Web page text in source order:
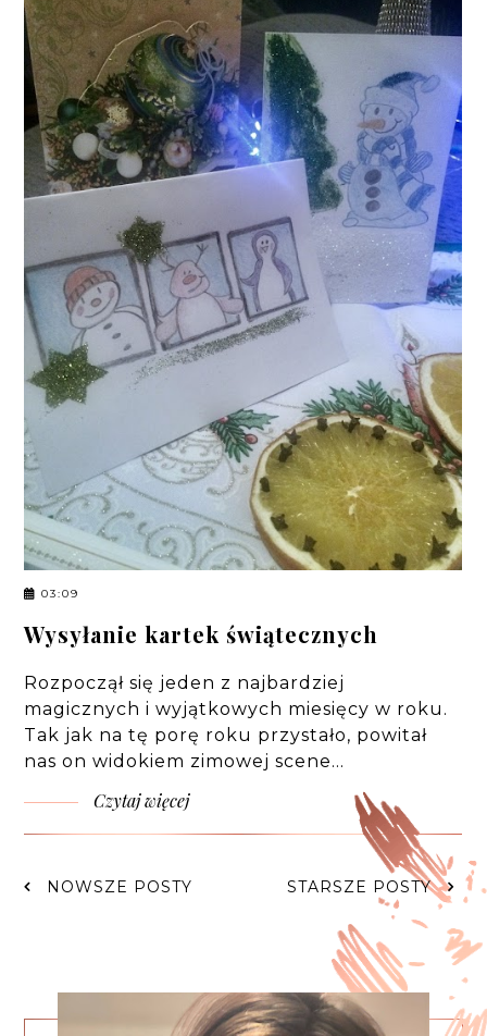
03:09
Wysyłanie kartek świątecznych
Rozpoczął się jeden z najbardziej
magicznych i wyjątkowych miesięcy w roku.
Tak jak na tę porę roku przystało, powitał
nas on widokiem zimowej scene…
Czytaj więcej
NOWSZE POSTY STARSZE POSTY